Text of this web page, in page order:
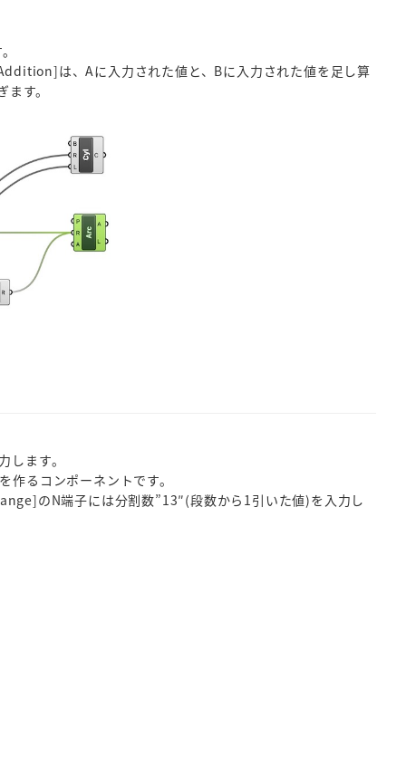
は、Aに入力された値と、Bに入力された値を足し算
す。
ます。
るコンポーネントです。
のN端子には分割数”13″(段数から1引いた値)を入力し